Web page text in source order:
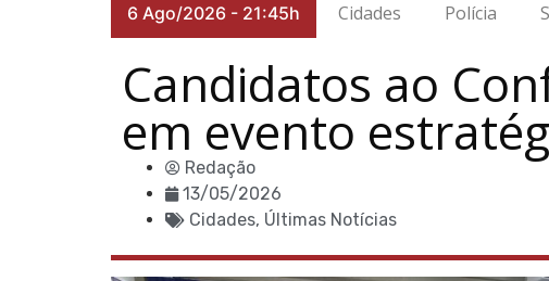
6 Ago/2026 - 21:45h Cidades Polícia
Candidatos ao
em evento
Redação
13/05/2026
Cidades, Últimas Notícias